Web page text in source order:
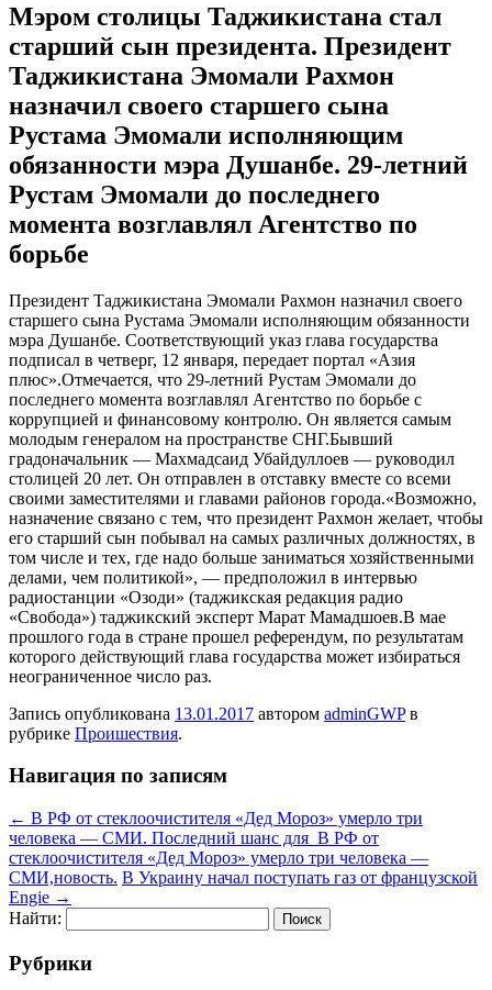
Мэром столицы Таджикистана стал
старший сын президента. Президент
Таджикистана Эмомали Рахмон
назначил своего старшего сына
Рустама Эмомали исполняющим
обязанности мэра Душанбе. 29-летний
Рустам Эмомали до последнего
момента возглавлял Агентство по
борьбе
Прeзидeнт Таджикистана Эмомали Рахмон назначил своего
старшего сына Рустама Эмомали исполняющим обязанности
мэра Душанбе. Соответствующий указ глава государства
подписал в четверг, 12 января, передает портал «Азия
плюс».Отмечается, что 29-летний Рустам Эмомали до
последнего момента возглавлял Агентство по борьбе с
коррупцией и финансовому контролю. Он является самым
молодым генералом на пространстве СНГ.Бывший
градоначальник — Махмадсаид Убайдуллоев — руководил
столицей 20 лет. Он отправлен в отставку вместе со всеми
своими заместителями и главами районов города.«Возможно,
назначение связано с тем, что президент Рахмон желает, чтобы
его старший сын побывал на самых различных должностях, в
том числе и тех, где надо больше заниматься хозяйственными
делами, чем политикой», — предположил в интервью
радиостанции «Озоди» (таджикская редакция радио
«Свобода») таджикский эксперт Марат Мамадшоев.В мае
прошлого года в стране прошел референдум, по результатам
которого действующий глава государства может избираться
неограниченное число раз.
Запись опубликована 13.01.2017 автором adminGWPв
рубрике Проишествия.
Навигация по записям
← В РФ от стеклоочистителя «Дед Мороз» умерло три
человека — СМИ. Последний шанс для В РФ от
стеклоочистителя «Дед Мороз» умерло три человека —
СМИ,новость. В Украину начал поступать газ от французской
Engie →
Найти:
Рубрики